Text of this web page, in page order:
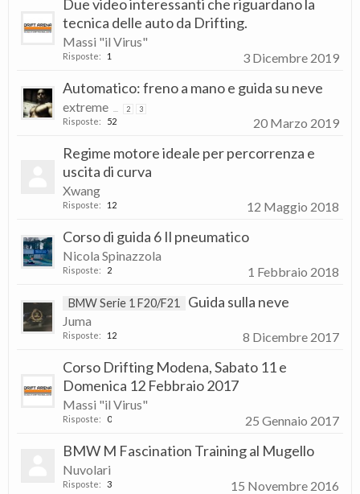
Due video interessanti che riguardano la
tecnica delle auto da Drifting.
Massi "il Virus"
Risposte: 1 3 Dicembre 2019
Automatico: freno a mano e guida su neve
extreme 2 3
Risposte: 52 20 Marzo 2019
Regime motore ideale per percorrenza e
uscita di curva
Xwang
Risposte: 12 12 Maggio 2018
Corso di guida 6 Il pneumatico
Nicola Spinazzola
Risposte: 2 1 Febbraio 2018
BMW Serie 1 F20/F21 Guida sulla neve
Juma
Risposte: 12 8 Dicembre 2017
Corso Drifting Modena, Sabato 11 e
Domenica 12 Febbraio 2017
Massi "il Virus"
Risposte: 0 25 Gennaio 2017
BMW M Fascination Training al Mugello
Nuvolari
Risposte: 3 15 Novembre 2016